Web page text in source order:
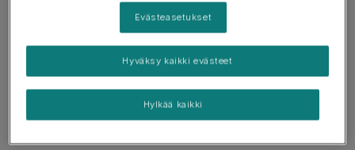
Evästeasetukset
Hylkää kaikki
Hyväksy kaikki evästeet